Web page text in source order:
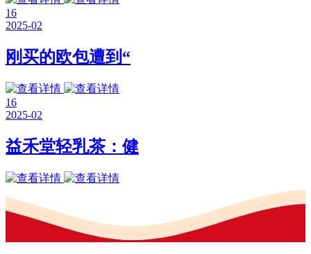
16
2025-02
刚买的欧包遭到“
16
2025-02
益禾堂轻乳茶：健